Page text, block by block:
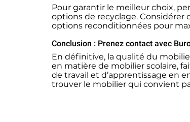
Pour garantir le meilleur choix,
options de recyclage. Considérer
options reconditionnées pour
Conclusion : Prenez contact avec
En définitive, la qualité du
en matière de mobilier scolaire,
de travail et d’apprentissage en
trouver le mobilier qui convient